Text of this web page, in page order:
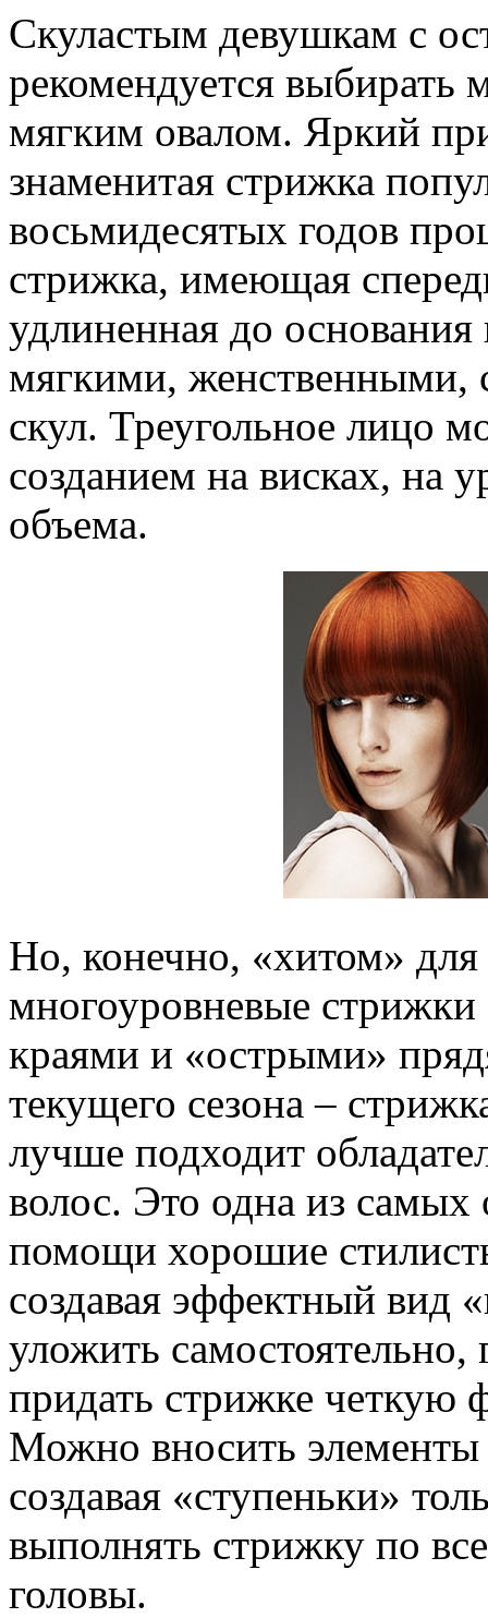
Скуластым девушкам с
рекомендуется выбирать
мягким овалом. Яркий
знаменитая стрижка
восьмидесятых годов
стрижка, имеющая
удлиненная до
мягкими, женственными,
скул. Треугольное лицо
созданием на висках, на
объема.
Но, конечно, «хитом»
многоуровневые
краями и «острыми»
текущего сезона –
лучше подходит
волос. Это одна из
помощи хорошие
создавая эффектный вид
уложить самостоятельно,
придать стрижке четкую
Можно вносить элементы
создавая «ступеньки»
выполнять стрижку по
головы.